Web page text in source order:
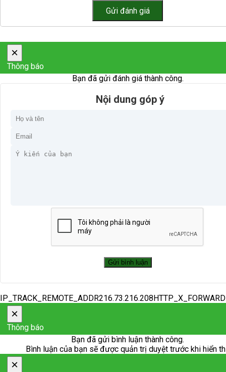
×
Thông báo
Bạn đã gửi đánh giá thành công.
Nội dung góp ý
×
Thông báo
Bạn đã gửi bình luận thành công.
Bình luận của bạn sẽ được quản trị duyệt trước khi hiển
×